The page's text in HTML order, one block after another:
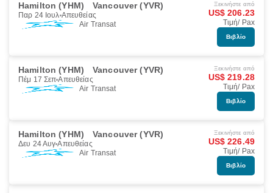
Hamilton (YHM) Vancouver (YVR)
Παρ 24 Ιουλ Απευθείας
Air Transat
Ξεκινήστε από
US$ 206.23
Τιμή/ Pax
Βιβλίο
Hamilton (YHM) Vancouver (YVR)
Πέμ 17 Σεπ Απευθείας
Air Transat
Ξεκινήστε από
US$ 219.28
Τιμή/ Pax
Βιβλίο
Hamilton (YHM) Vancouver (YVR)
Δευ 24 Αυγ Απευθείας
Air Transat
Ξεκινήστε από
US$ 226.49
Τιμή/ Pax
Βιβλίο